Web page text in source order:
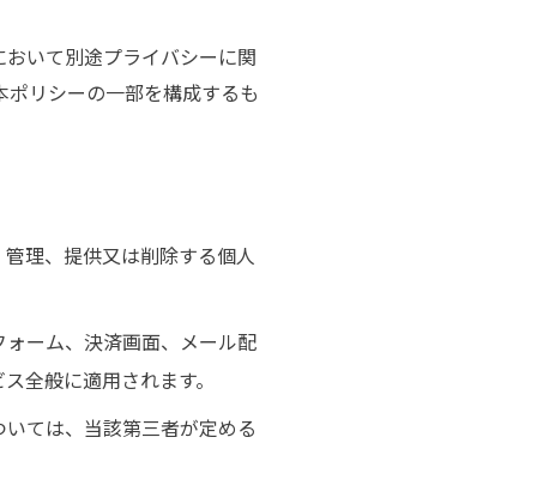
いて別途プライバシーに関
リシーの一部を構成するも
理、提供又は削除する個人
ーム、決済画面、メール配
全般に適用されます。
ては、当該第三者が定める